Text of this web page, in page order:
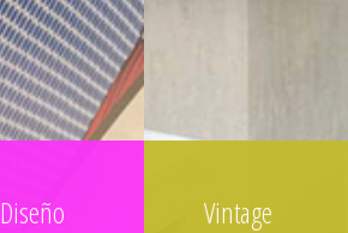
Diseño Vintage